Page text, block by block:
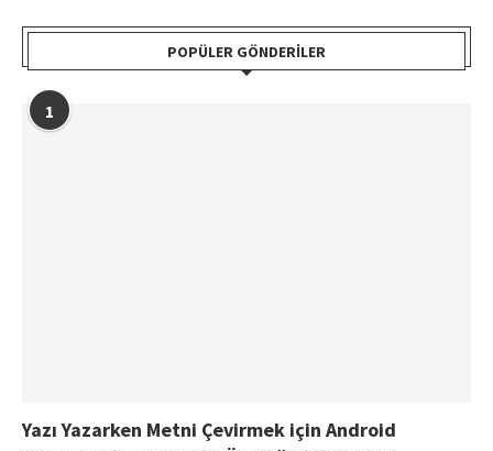
POPÜLER GÖNDERILER
1
Yazı Yazarken Metni Çevirmek için Android